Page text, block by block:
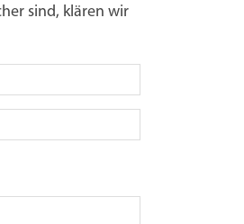
sind, klären wir